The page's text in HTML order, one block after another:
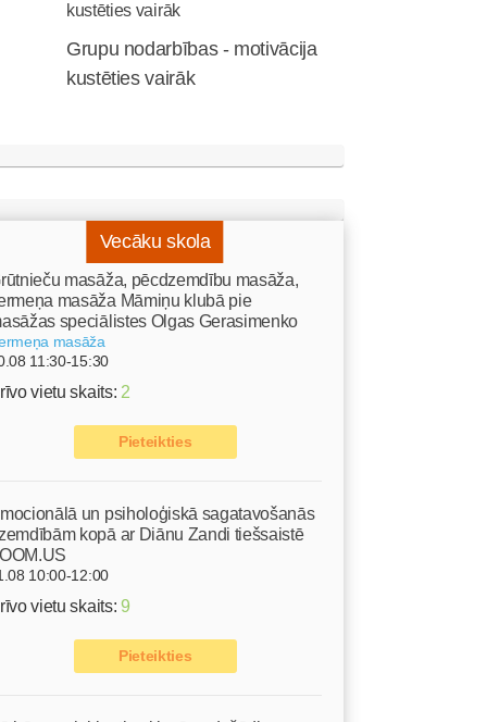
Grupu nodarbības - motivācija
kustēties vairāk
Vecāku skola
masāža, pēcdzemdību masāža,
masāža Māmiņu klubā pie
speciālistes Olgas Gerasimenko
masāža
11:30-15:30
vietu skaits: 2
Pieteikties
un psiholoģiskā sagatavošanās
kopā ar Diānu Zandi tiešsaistē
10:00-12:00
vietu skaits: 9
Pieteikties